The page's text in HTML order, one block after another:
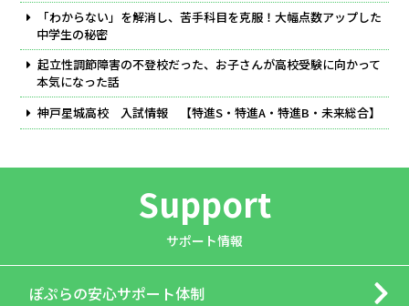
「わからない」を解消し、苦手科目を克服！大幅点数アップした
中学生の秘密
起立性調節障害の不登校だった、お子さんが高校受験に向かって
本気になった話
神戸星城高校 入試情報 【特進S・特進A・特進B・未来総合】
Support
サポート情報
ぽぷらの安心サポート体制